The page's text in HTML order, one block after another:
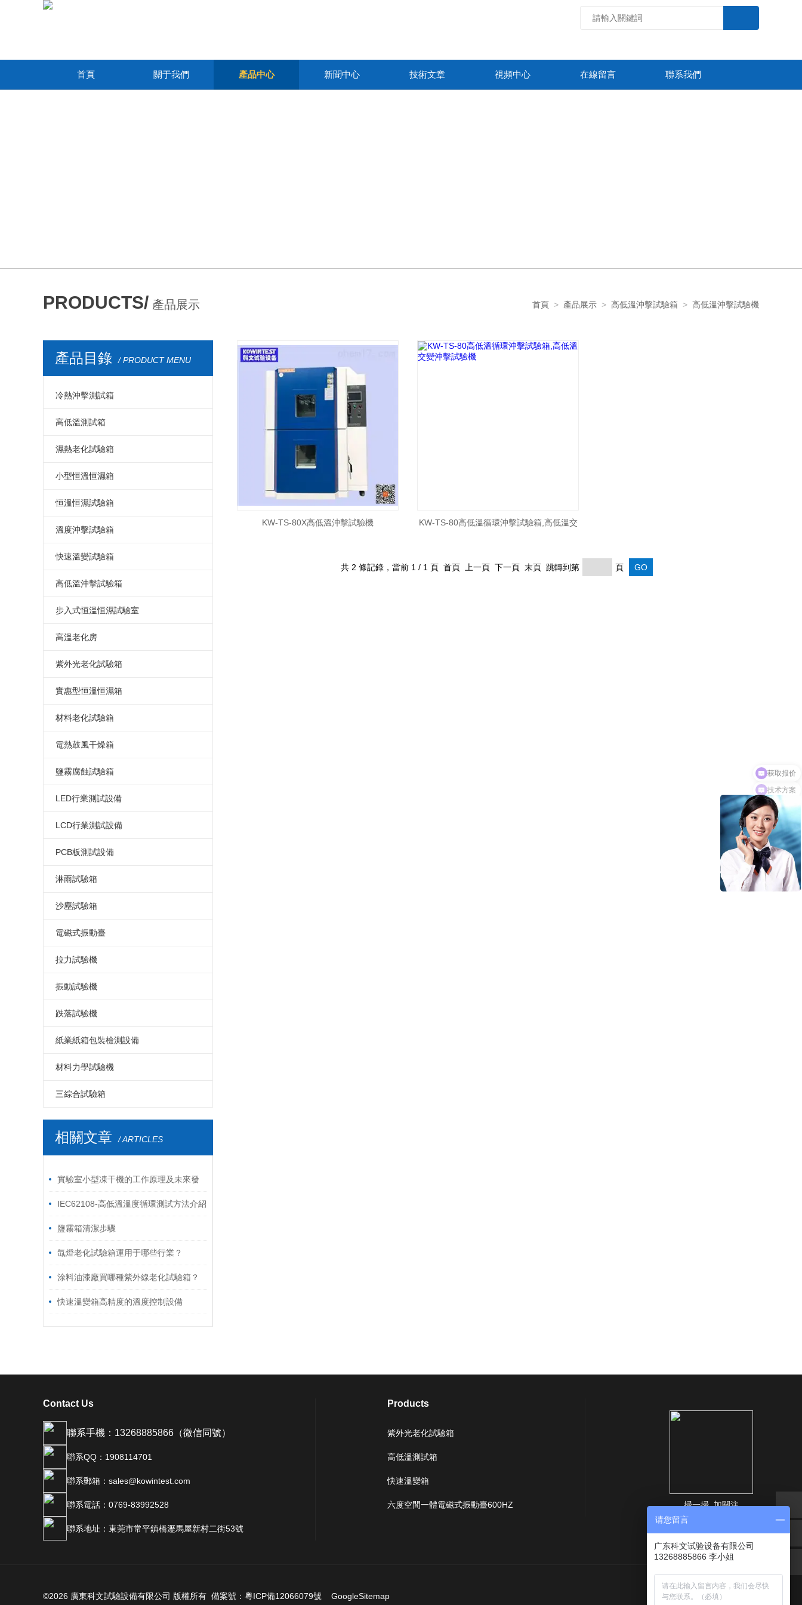
首頁 關于我們 產品中心 新聞中心 技術文章 視頻中心 在線留言 聯系我們
PRODUCTS/ 產品展示 首頁 > 產品展示 > 高低溫沖擊試驗箱 > 高低溫沖擊試驗機
產品目錄 / PRODUCT MENU
冷熱沖擊測試箱
冷熱沖擊箱
冷熱沖擊測試箱
冷熱沖擊試驗箱
冷熱沖擊試驗機
小型冷熱沖擊試驗箱
三箱冷熱沖擊試驗箱
兩箱冷熱沖擊試驗箱
高低溫測試箱
高低溫測試箱
高低溫試驗箱
高低溫測試儀器
高低溫試驗機
可程式高低溫試驗箱
高低溫交變試驗箱
高低溫循環試驗箱
高低溫恒溫試驗箱
高低溫老化試驗箱
高低溫箱
濕熱老化試驗箱
濕熱老化試驗箱
交變濕熱試驗箱
濕熱老化測試箱
高低溫交變濕熱試驗箱
高低溫濕熱老化試驗箱
小型恒溫恒濕箱
小型溫濕度試驗箱
小型恒溫恒濕試驗箱
小型高低溫試驗箱
立式恒溫恒濕試驗箱
恒溫恒濕試驗箱
恒溫恒濕箱
恒溫恒濕試驗箱
恒溫恒濕測試箱
恒溫恒濕試驗機
小型恒溫恒濕箱
溫濕度試驗箱
可程式恒溫恒濕箱
低濕型恒溫恒濕箱
恒溫恒濕箱價格
恒溫恒濕箱廠家
溫度沖擊試驗箱
溫度沖擊試驗箱
溫度沖擊試驗機
溫度沖擊測試箱
溫度沖擊測試機
快速溫變試驗箱
溫度循環試驗箱
快速溫變試驗箱
應力篩選試驗箱
快速溫變試驗箱
高低溫沖擊試驗箱
高低溫沖擊試驗箱
高低溫沖擊試驗機
高低溫沖擊測試箱
高低溫沖擊測試機
步入式恒溫恒濕試驗室
步入式恒溫恒濕試驗室
恒溫恒濕實驗室
步入式高低溫試驗室
大型恒溫恒濕房
高溫老化房
高溫老化房
高溫老化室
步入式老化房
紫外光老化試驗箱
紫外光老化試驗箱
紫外線耐候試驗箱
UV光老化試驗箱
實惠型恒溫恒濕箱
小型恒溫恒濕箱
簡單恒溫恒濕箱
實惠型恒溫恒濕箱
簡易式恒溫恒濕箱
材料老化試驗箱
UV紫外線老化測試儀
濕熱老化試驗箱
高溫老化試驗箱
氙弧燈老化試驗箱
蒸汽老化試驗箱
換氣老化試驗箱
高溫老化箱
電熱鼓風干燥箱
高溫烤箱
電熱鼓風干燥箱
指針式電熱鼓風干燥箱
真空干燥箱
電熱恒溫干燥箱
高溫馬弗爐
鹽霧腐蝕試驗箱
標準型鹽水噴霧試驗箱
連續式鹽霧腐蝕試驗箱
可程式鹽水噴霧試驗機
LED行業測試設備
LED高低溫試驗箱
LED高低溫濕熱試驗箱
LED高低溫濕熱老化試驗箱
LED恒溫恒濕試驗箱
LED高低溫冷熱沖擊試驗箱
LED高低溫沖擊試驗箱
LED高溫老化箱
LED紫外光老化試驗箱
LED步入式恒溫恒濕試驗室
LED高溫老化房
LED跌落試驗機
LCD行業測試設備
LCD高低溫試驗箱
LCD高低溫濕熱試驗箱
LCD濕熱老化試驗箱
LCD恒溫恒濕試驗箱
LCD冷熱沖擊試驗箱
LCD高低溫沖擊試驗箱
LCD高溫老化箱
LCD紫外光老化試驗箱
LCD步入式恒溫恒濕試驗室
LCD高溫老化房
LCD包裝運輸振動臺
PCB板測試設備
PCB高低溫測試箱
PCB電路板濕熱老化試驗箱
PCB板恒溫恒濕試驗箱
PCB板冷熱沖擊試驗箱
電路板高低溫沖擊試驗箱
PCB電路板高溫老化箱
電路板紫外光老化試驗箱
PCB板步入式恒溫恒濕試驗室
PCB電路板高溫老化房
PCB電路板鼓風干燥箱
淋雨試驗箱
淋雨試驗箱
沙塵試驗箱
沙塵試驗箱
電磁式振動臺
電磁振動臺
電磁吸合式振動臺
垂直水平振動試驗機
電腦式電磁振動臺
四度空間一體振動臺
六度空間一體振動臺
拉力試驗機
桌上型拉力試驗機
微電腦拉力試驗機
電腦式拉力試驗機
伺服控制拉力試驗機
高低溫拉力試驗機
振動試驗機
模擬運輸振動試驗臺
機械振動試驗機
電磁式掃頻振動臺
跌落試驗機
單臂跌落試驗機
雙臂跌落試驗機
自由跌落試驗機
紙業紙箱包裝檢測設備
紙箱抗壓試驗機
破裂強度試驗機
環壓強度試驗機
跌落試驗機
油墨脫色試驗機
材料力學試驗機
鞋材檢測試驗機
線材彎折試驗機
插拔力試驗機
按鍵壽命試驗機
三綜合試驗箱
溫濕度振動三綜合試驗箱
相關文章 / ARTICLES
實驗室小型凍干機的工作原理及未來發
展趨勢
IEC62108-高低溫溫度循環測試方法介紹
鹽霧箱清潔步驟
氙燈老化試驗箱運用于哪些行業？
涂料油漆廠買哪種紫外線老化試驗箱？
快速溫變箱高精度的溫度控制設備
KW-TS-80X高低溫沖擊試驗機 KW-TS-80高低溫循環沖擊試驗箱,高低溫交
共 2 條記錄，當前 1 / 1 頁 首頁 上一頁 下一頁 末頁 跳轉到第 頁
Contact Us
聯系手機：13268885866（微信同號）
聯系QQ：1908114701
聯系郵箱：sales@kowintest.com
聯系電話：0769-83992528
聯系地址：東莞市常平鎮橋瀝馬屋新村二街53號
Products
紫外光老化試驗箱
高低溫測試箱
快速溫變箱
六度空間一體電磁式振動臺600HZ 掃一掃 加關注
©2026 廣東科文試驗設備有限公司 版權所有 備案號： 粵ICP備12066079號 GoogleSitemap
请您留言
广东科文试验设备有限公司
13268885866 李小姐